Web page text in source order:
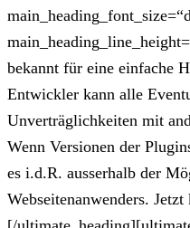
bekannt für eine einfache
Entwickler kann alle
Unverträglichkeiten mit
Wenn Versionen der
es i.d.R. ausserhalb der
Webseitenanwenders.